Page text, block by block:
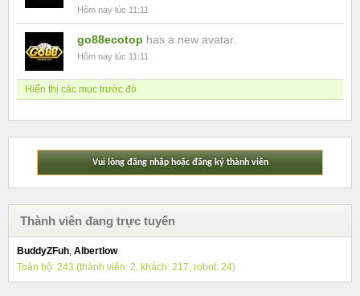
Hôm nay lúc 11:11
go88ecotop has a new avatar.
Hôm nay lúc 11:11
Hiển thị các mục trước đó
Vui lòng đăng nhập hoặc đăng ký thành viên
Thành viên đang trực tuyến
BuddyZFuh, Albertlow
Toàn bộ: 243 (thành viên: 2, khách: 217, robot: 24)